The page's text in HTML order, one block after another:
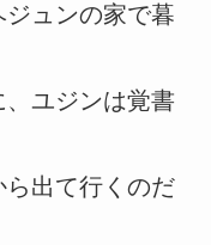
ュンの家で暮
ユジンは覚書
出て行くのだ